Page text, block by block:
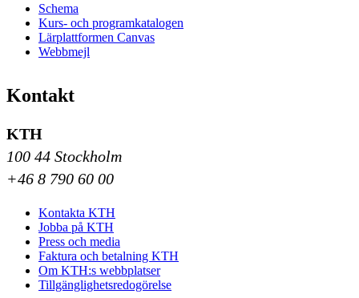
Schema
Kurs- och programkatalogen
Lärplattformen Canvas
Webbmejl
Kontakt
KTH
100 44 Stockholm
+46 8 790 60 00
Kontakta KTH
Jobba på KTH
Press och media
Faktura och betalning KTH
Om KTH:s webbplatser
Tillgänglighetsredogörelse